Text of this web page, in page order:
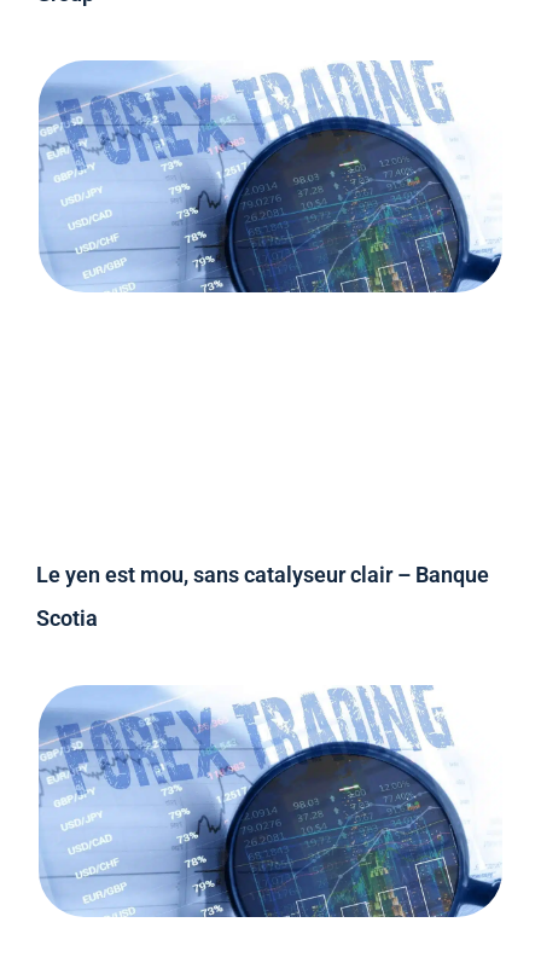
Le yen est mou, sans catalyseur clair – Banque
Scotia